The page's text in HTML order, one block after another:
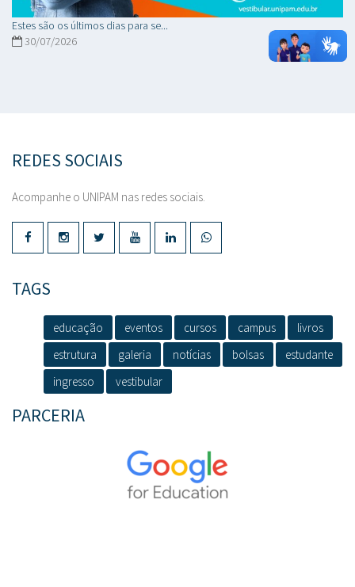
Estes são os últimos dias para se...
30/07/2026
REDES SOCIAIS
Acompanhe o UNIPAM nas redes sociais.
TAGS
educação eventos cursos campus
livros
estrutura
galeria notícias bolsas
estudante
ingresso
vestibular
PARCERIA